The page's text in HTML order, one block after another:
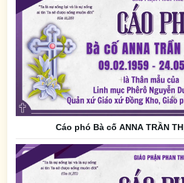
Cáo phó Bà cố ANNA TRẦN